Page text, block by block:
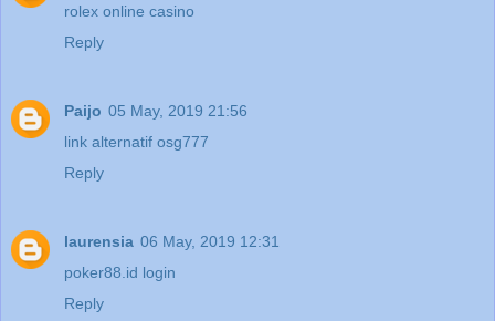
rolex online casino
Reply
Paijo 05 May, 2019 21:56
link alternatif osg777
Reply
laurensia 06 May, 2019 12:31
poker88.id login
Reply